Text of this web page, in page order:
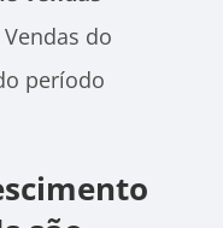
do
período